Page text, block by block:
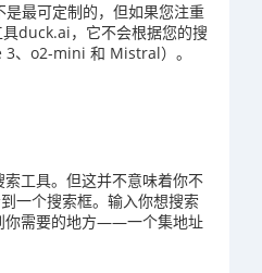
最可定制的，但如果您注重
duck.ai，它不会根据您的搜
3、o2-mini 和 Mistral）。
工具。但这并不意味着你不
一个搜索框。输入你想搜索
你需要的地方——一个集地址